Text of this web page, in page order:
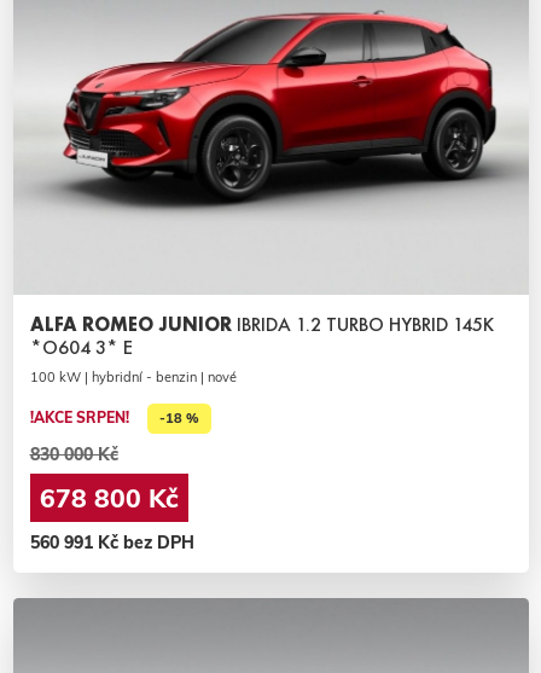
ALFA ROMEO JUNIOR IBRIDA 1.2 TURBO HYBRID 145K
*O604 3* E
100 kW | hybridní - benzin | nové
!AKCE SRPEN! -18 %
830 000 Kč
678 800 Kč
560 991 Kč bez DPH